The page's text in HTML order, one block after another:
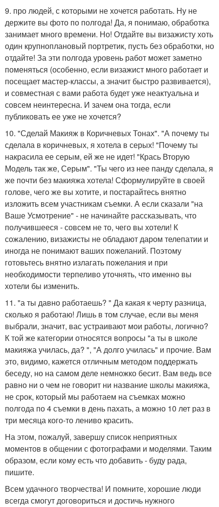
9. про людей, с которыми не хочется работать. Ну не
держите вы фото по полгода! Да, я понимаю, обработка
занимает много времени. Но! Отдайте вы визажисту хоть
один крупноплановый портретик, пусть без обработки, но
отдайте! За эти полгода уровень работ может заметно
поменяться (особенно, если визажист много работает и
посещает мастер-классы, а значит быстро развивается),
и совместная с вами работа будет уже неактуальна и
совсем неинтересна. И зачем она тогда, если
публиковать ее уже не хочется?
10. "Сделай Макияж в Коричневых Тонах". "А почему ты
сделала в коричневых, я хотела в серых! "Почему ты
накрасила ее серым, ей же не идет! "Крась Вторую
Модель так же, Серым". "Ты чего из нее панду сделала, я
же почти без макияжа хотела! Сформулируйте в своей
голове, чего же вы хотите, и постарайтесь внятно
изложить всем участникам съемки. А если сказали "на
Ваше Усмотрение" - не начинайте рассказывать, что
получившееся - совсем не то, чего вы хотели! К
сожалению, визажисты не обладают даром телепатии и
иногда не понимают ваших пожеланий. Поэтому
готовьтесь внятно излагать пожелания и при
необходимости терпеливо уточнять, что именно вы
хотели бы изменить.
11. "а ты давно работаешь? " Да какая к черту разница,
сколько я работаю! Лишь в том случае, если вы меня
выбрали, значит, вас устраивают мои работы, логично?
К той же категории относятся вопросы "а ты в школе
макияжа училась, да? ", "А долго училась" и прочие. Вам
это, видимо, кажется отличным методом поддержать
беседу, но на самом деле немножко бесит. Вам ведь все
равно ни о чем не говорит ни название школы макияжа,
не срок, который мы работаем на съемках можно
полгода по 4 съемки в день пахать, а можно 10 лет раз в
три месяца кого-то лениво красить.
На этом, пожалуй, завершу список неприятных
моментов в общении с фотографами и моделями. Таким
образом, если кому есть что добавить - буду рада,
пишите.
Всем удачного творчества! И помните, хорошие люди
всегда смогут договориться и достичь нужного